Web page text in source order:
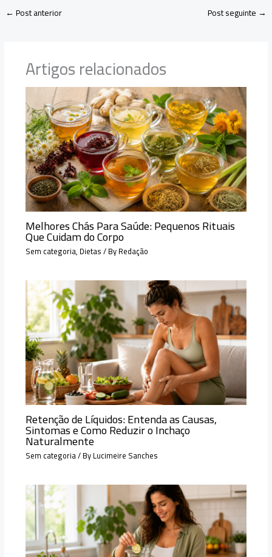
←Post anterior Post seguinte →
Artigos relacionados
Melhores Chás Para Saúde: Pequenos Rituais
Que Cuidam do Corpo
Sem categoria, Dietas/ ByRedação
Retenção de Líquidos: Entenda as Causas,
Sintomas e Como Reduzir o Inchaço
Naturalmente
Sem categoria/ ByLucimeire Sanches